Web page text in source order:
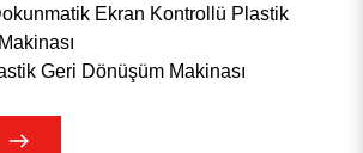
Ekran Kontrollü Plastik
Geri Dönüşüm Makinası